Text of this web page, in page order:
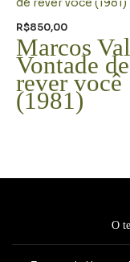
R$850,00
Marcos
Vontade de
rever você
(1981)
O